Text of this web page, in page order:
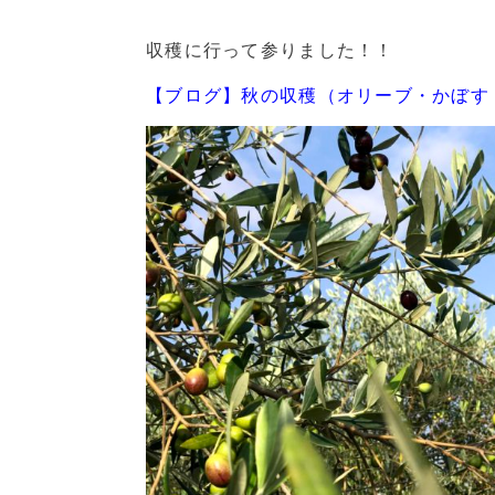
収穫に行って参りました！！
【ブログ】秋の収穫（オリーブ・かぼ